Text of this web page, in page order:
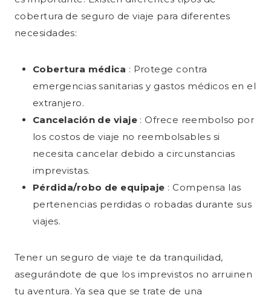
cobertura de seguro de viaje para diferentes
necesidades:
Cobertura médica : Protege contra
emergencias sanitarias y gastos médicos en el
extranjero.
Cancelación de viaje : Ofrece reembolso por
los costos de viaje no reembolsables si
necesita cancelar debido a circunstancias
imprevistas.
Pérdida/robo de equipaje : Compensa las
pertenencias perdidas o robadas durante sus
viajes.
Tener un seguro de viaje te da tranquilidad,
asegurándote de que los imprevistos no arruinen
tu aventura. Ya sea que se trate de una